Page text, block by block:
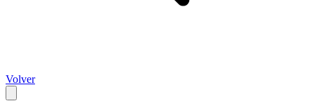
Volver